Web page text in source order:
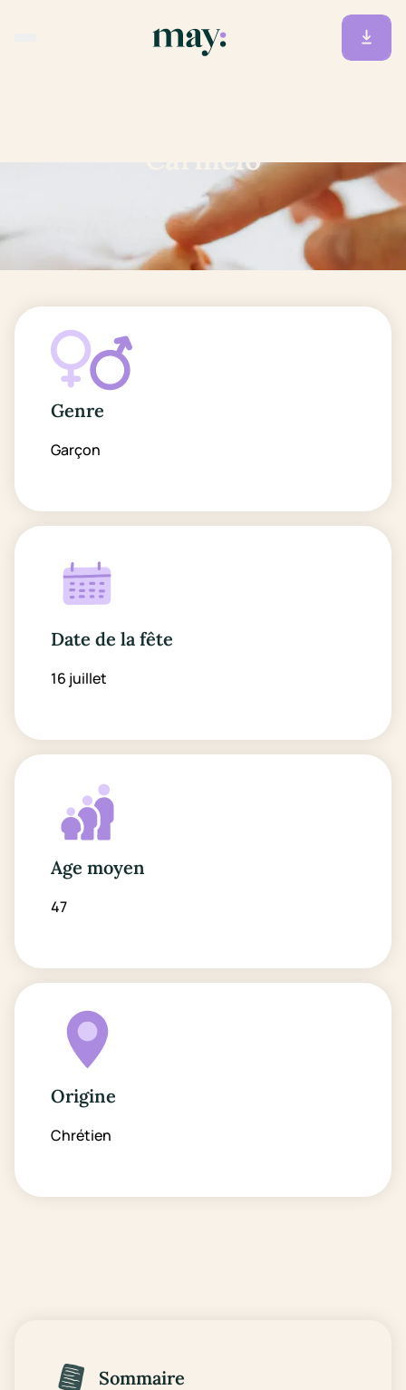
Carmelo
Genre
Garçon
Date de la fête
16 juillet
Age moyen
47
Origine
Chrétien
Sommaire